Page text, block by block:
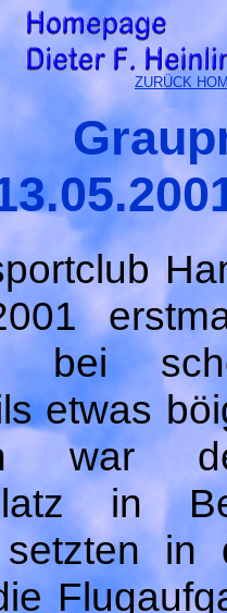
ZURÜCK
bei
etwas
war
in
setzten in